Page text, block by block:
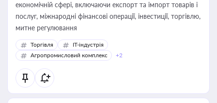
економічній сфері, включаючи експорт та імпорт товарів і
послуг, міжнародні фінансові операції, інвестиції, торгівлю,
митне регулювання
Торгівля
IT-індустрія
Агропромисловий комплекс
+2